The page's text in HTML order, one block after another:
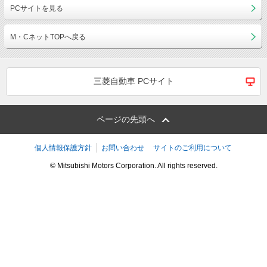
PCサイトを見る
M・CネットTOPへ戻る
三菱自動車 PCサイト
ページの先頭へ
個人情報保護方針 お問い合わせ サイトのご利用について
© Mitsubishi Motors Corporation. All rights reserved.